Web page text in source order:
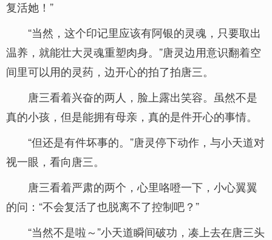
复活她！”
“当然，这个印记里应该有阿银的灵魂，只要取出
温养，就能壮大灵魂重塑肉身。”唐灵边用意识翻着空
间里可以用的灵药，边开心的拍了拍唐三。
唐三看着兴奋的两人，脸上露出笑容。虽然不是
真的小孩，但是能拥有母亲，真的是件开心的事情。
“但还是有件坏事的。”唐灵停下动作，与小天道对
视一眼，看向唐三。
唐三看着严肃的两个，心里咯噔一下，小心翼翼
的问：“不会复活了也脱离不了控制吧？”
“当然不是啦～”小天道瞬间破功，凑上去在唐三头